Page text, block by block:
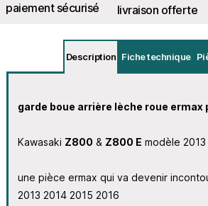
paiement sécurisé livraison offerte
Description Fiche technique
garde boue arrière lèche roue ermax
Kawasaki Z800 & Z800 E modèle 2013
une pièce ermax qui va devenir
2013 2014 2015 2016